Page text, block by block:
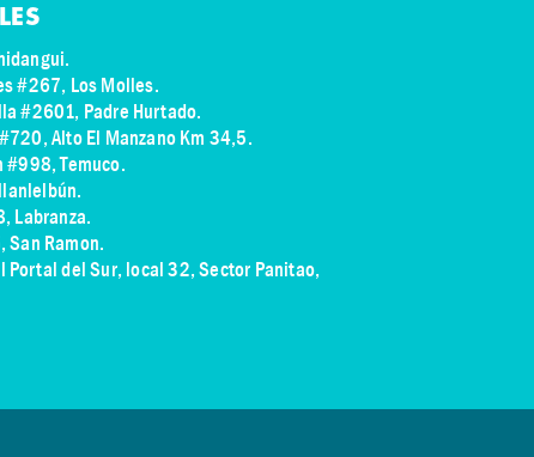
#267, Los Molles.
#2601, Padre Hurtado.
Alto El Manzano Km 34,5.
#998, Temuco.
Labranza.
San Ramon.
Portal del Sur, local 32, Sector Panitao,